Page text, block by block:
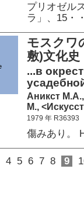
プリオゼル
ラ」、15・
モスクワ
敷)文化
...в
Аникст
М.,
1979 年 R36393
傷みあり。
4 5 6 7 8 9